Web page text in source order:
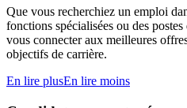
Que vous recherchiez un emploi
fonctions spécialisées ou des
vous connecter aux meilleures
objectifs de carrière.
En lire plusEn lire moins